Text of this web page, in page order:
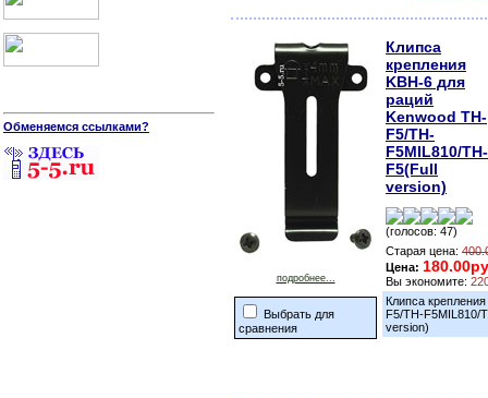
Обменяемся ссылками?
подробнее...
Выбрать для
сравнения
Клипса
крепления
KBH-6 для
раций
Kenwood TH-
F5/TH-
F5MIL810/TH-
F5(Full
version)
(голосов: 47)
Старая цена:
Цена:
Вы экономите:
Клипса
F5/TH-F5MIL810/
version)